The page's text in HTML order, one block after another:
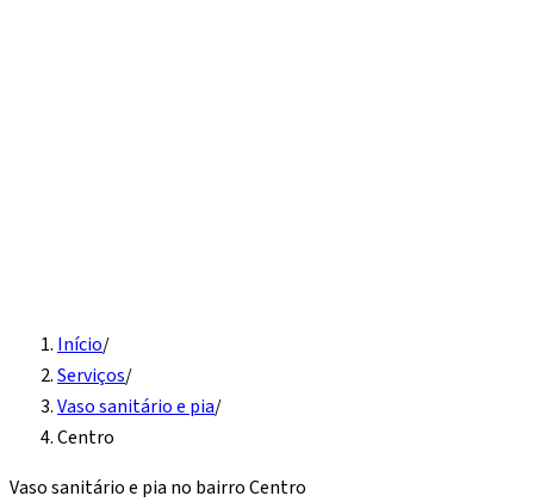
Início/
Serviços/
Vaso sanitário e pia/
Centro
Vaso sanitário e pia no bairroCentro